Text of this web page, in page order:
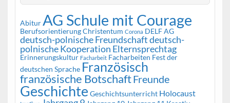
Abitur AG Schule mit Courage
BerufsorientierungChristentum Corona DELF AG
deutsch-polnische Freundschaftdeutsch-
polnische Kooperation Elternsprechtag
Erinnerungskultur Facharbeit Facharbeiten Fest der
deutschen Sprache Französisch
französische BotschaftFreunde
Geschichte Geschichtsunterricht Holocaust